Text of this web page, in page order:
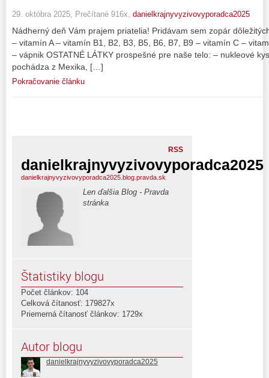
29. októbra 2025, Prečítané 916x, danielkrajnyvyzivovyporadca2025
Nádherný deň Vám prajem priatelia! Pridávam sem zopár
– vitamín A – vitamín B1, B2, B3, B5, B6, B7, B9 – vitamín C –
– vápnik OSTATNÉ LÁTKY prospešné pre naše telo: – nukleové
pochádza z Mexika, […]
Pokračovanie článku
RSS
danielkrajnyvyzivovyporadca2025
danielkrajnyvyzivovyporadca2025.blog.pravda.sk
Len ďalšia Blog - Pravda
stránka
Štatistiky blogu
Počet článkov: 104
Celková čítanosť: 179827x
Priemerná čítanosť článkov: 1729x
Autor blogu
danielkrajnyvyzivovyporadca2025